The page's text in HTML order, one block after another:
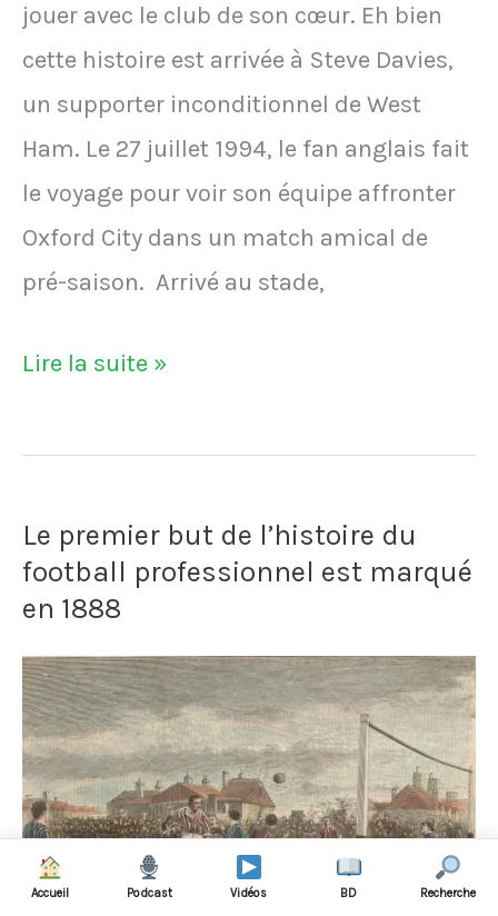
jouer avec le club de son cœur. Eh bien
cette histoire est arrivée à Steve Davies,
un supporter inconditionnel de West
Ham. Le 27 juillet 1994, le fan anglais fait
le voyage pour voir son équipe affronter
Oxford City dans un match amical de
pré-saison. Arrivé au stade,
VIDÉO
Un
remplace
un
de
West
Ham
et
marque
un
Lire la suite »
Le premier but de l’histoire du
football professionnel est marqué
en 1888
Accueil Podcast Vidéos BD Recherche